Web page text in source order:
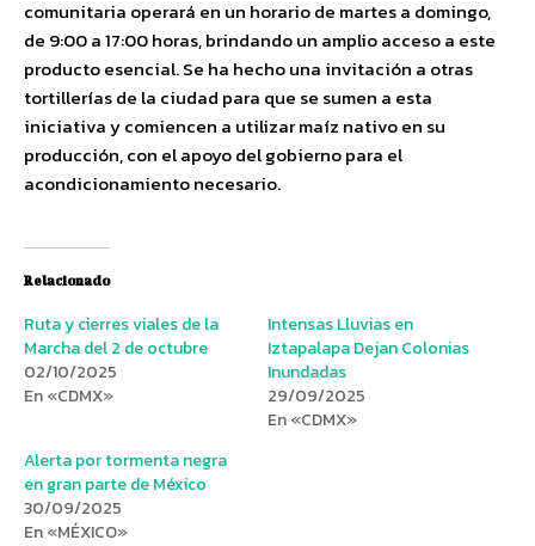
comunitaria operará en un horario de martes a domingo,
de 9:00 a 17:00 horas, brindando un amplio acceso a este
producto esencial. Se ha hecho una invitación a otras
tortillerías de la ciudad para que se sumen a esta
iniciativa y comiencen a utilizar maíz nativo en su
producción, con el apoyo del gobierno para el
acondicionamiento necesario.
Relacionado
Ruta y cierres viales de la
Marcha del 2 de octubre
02/10/2025
En «CDMX»
Intensas Lluvias en
Iztapalapa Dejan Colonias
Inundadas
29/09/2025
En «CDMX»
Alerta por tormenta negra
en gran parte de México
30/09/2025
En «MÉXICO»